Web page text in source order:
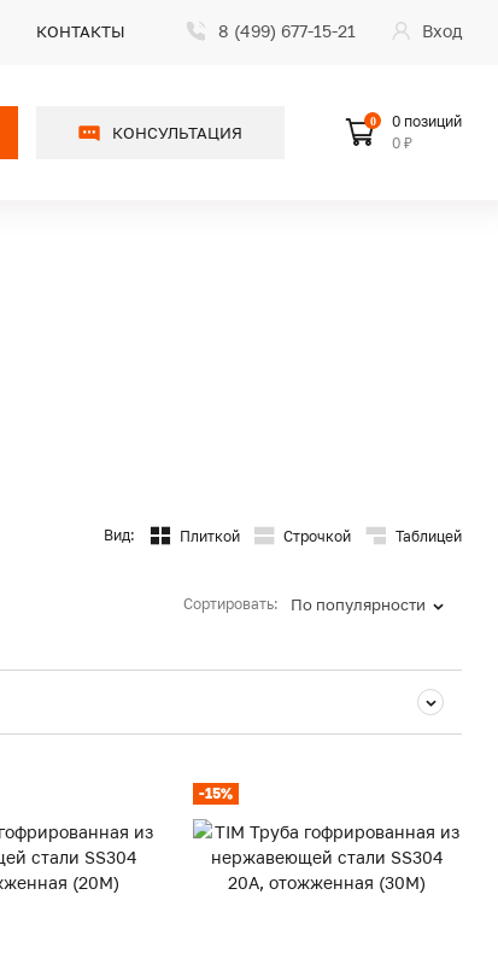
КОНТАКТЫ 8 (499) 677-15-21 Вход
КОНСУЛЬТАЦИЯ
0
0 позиций
0 ₽
Вид: Плиткой Строчкой Таблицей
Сортировать: По популярности
-15%